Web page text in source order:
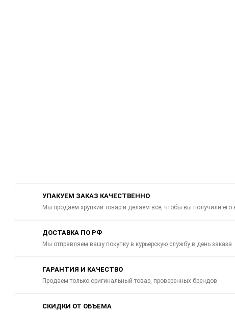
УПАКУЕМ ЗАКАЗ КАЧЕСТВЕННО
Мы продаем хрупкий товар и делаем всё, чтобы вы получили его
ДОСТАВКА ПО РФ
Мы отправляем вашу покупку в курьерскую службу в день заказа
ГАРАНТИЯ И КАЧЕСТВО
Продаем только оригинальный товар, проверенных брендов
СКИДКИ ОТ ОБЪЕМА